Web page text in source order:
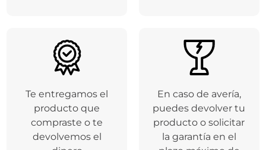
Te entregamos el
producto que
compraste o te
devolvemos el
En caso de avería,
puedes devolver tu
producto o solicitar
la garantía en el